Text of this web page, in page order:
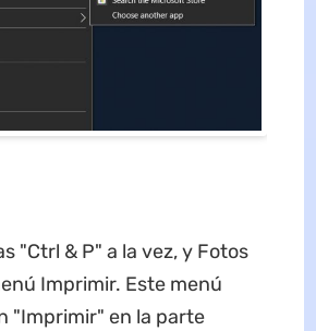
"Ctrl & P" a la vez, y Fotos
Imprimir. Este menú
"Imprimir" en la parte